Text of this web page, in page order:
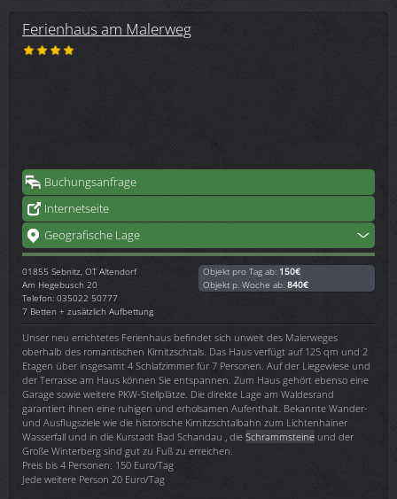
Ferienhaus am Malerweg
Buchungsanfrage
Internetseite
Geografische Lage
01855 Sebnitz, OT Altendorf
Am Hegebusch 20
Telefon: 035022 50777
7 Betten + zusätzlich Aufbettung
Objekt pro Tag ab: 150€
Objekt p. Woche ab: 840€
Unser neu errichtetes Ferienhaus befindet sich unweit des Malerweges
oberhalb des romantischen Kirnitzschtals. Das Haus verfügt auf 125 qm und 2
Etagen über insgesamt 4 Schlafzimmer für 7 Personen. Auf der Liegewiese und
der Terrasse am Haus können Sie entspannen. Zum Haus gehört ebenso eine
Garage sowie weitere PKW-Stellplätze. Die direkte Lage am Waldesrand
garantiert ihnen eine ruhigen und erholsamen Aufenthalt. Bekannte Wander-
und Ausflugsziele wie die historische Kirnitzschtalbahn zum Lichtenhainer
Wasserfall und in die Kurstadt Bad Schandau , die Schrammsteine und der
Große Winterberg sind gut zu Fuß zu erreichen.
Preis bis 4 Personen: 150 Euro/Tag
Jede weitere Person 20 Euro/Tag